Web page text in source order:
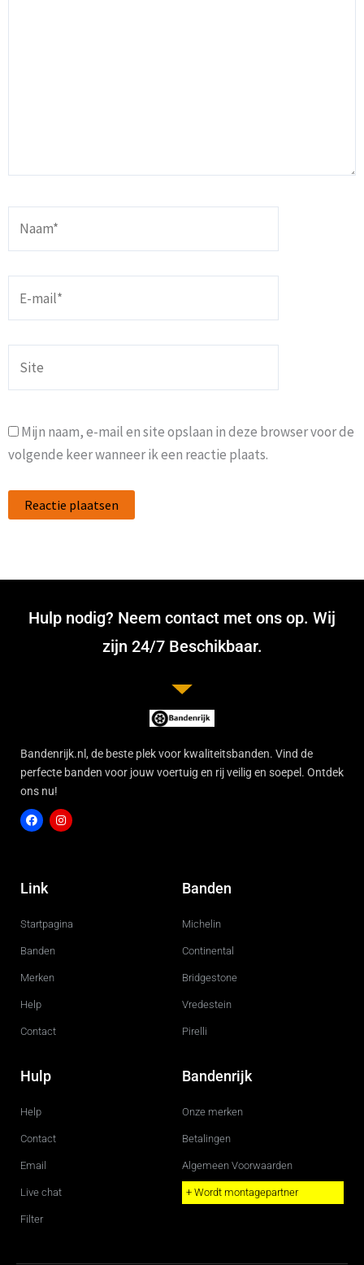
mail*
Mijn naam, e-mail en site opslaan in deze browser voor de
volgende keer wanneer ik een reactie plaats.
Hulp nodig? Neem contact met ons op. Wij
zijn 24/7 Beschikbaar.
Bandenrijk.nl, de beste plek voor kwaliteitsbanden. Vind de
perfecte banden voor jouw voertuig en rij veilig en soepel. Ontdek
ons nu!
c
e
o
g
r
Link
Startpagina
Banden
Merken
Help
Contact
Banden
Michelin
Continental
Bridgestone
Vredestein
Pirelli
Hulp
Help
Contact
Email
Live chat
Filter
Bandenrijk
Onze merken
Betalingen
Algemeen Voorwaarden
+ Wordt montagepartner